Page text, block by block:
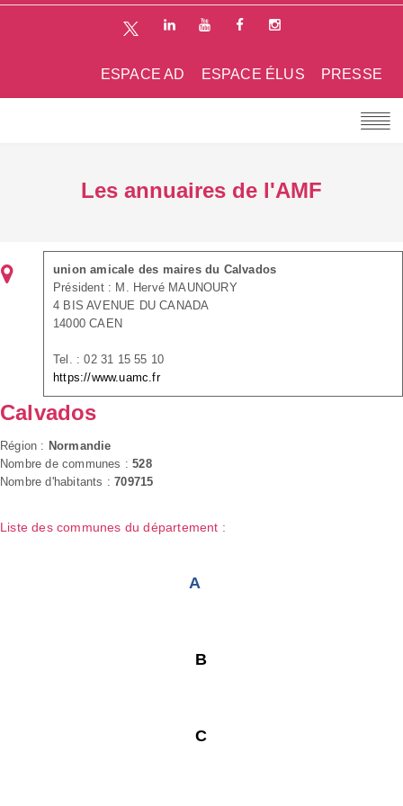
PRESSE
ESPACE ÉLUS
ESPACE AD
Les annuaires de l'AMF
union amicale des maires du Calvados
Président : M. Hervé MAUNOURY
4 BIS AVENUE DU CANADA
14000 CAEN
Tel. : 02 31 15 55 10
https://www.uamc.fr
Calvados
Région : Normandie
Nombre de communes :528
Nombre d'habitants :709715
Liste des communes du département :
A
B
C